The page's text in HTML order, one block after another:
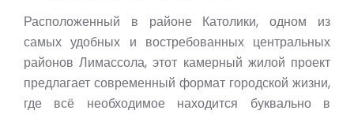
Расположенный в районе Католики, одном из
самых удобных и востребованных центральных
районов Лимассола, этот камерный жилой проект
предлагает современный формат городской жизни,
где всё необходимое находится буквально в